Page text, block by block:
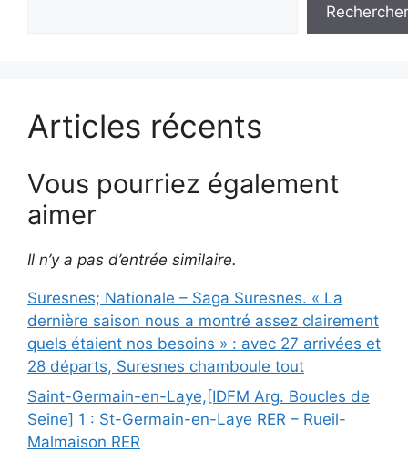
Rechercher
Articles récents
Vous pourriez également
aimer
Il n’y a pas d’entrée similaire.
Suresnes; Nationale – Saga Suresnes. « La
dernière saison nous a montré assez clairement
quels étaient nos besoins » : avec 27 arrivées et
28 départs, Suresnes chamboule tout
Saint-Germain-en-Laye,[IDFM Arg. Boucles de
Seine] 1 : St-Germain-en-Laye RER – Rueil-
Malmaison RER